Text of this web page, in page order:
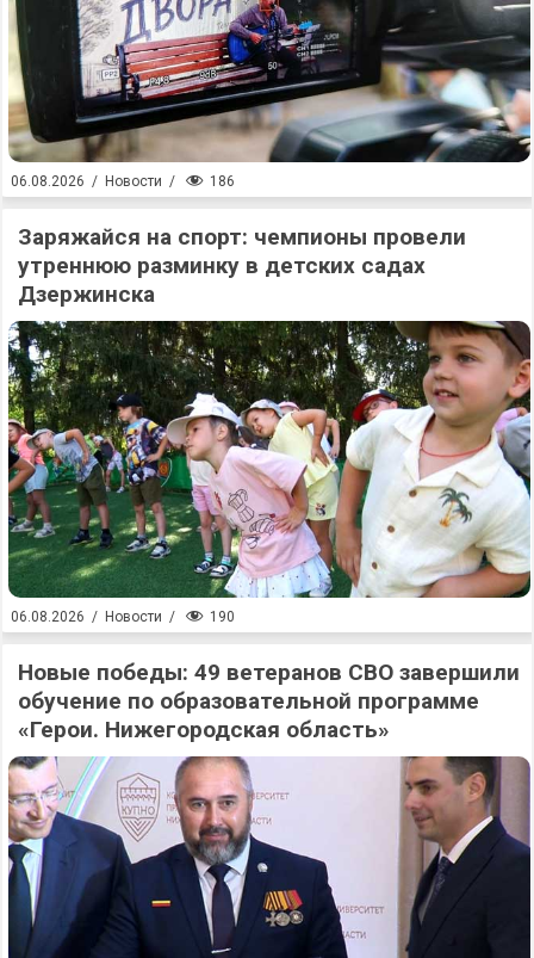
06.08.2026 / Новости / 186
Заряжайся на спорт: чемпионы провели
утреннюю разминку в детских садах
Дзержинска
06.08.2026 / Новости / 190
Новые победы: 49 ветеранов СВО завершили
обучение по образовательной программе
«Герои. Нижегородская область»